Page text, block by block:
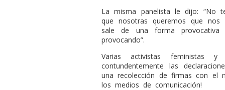
La misma panelista le dijo: “No
que nosotras queremos que nos
sale de una forma
provocando”.
Varias activistas feministas y
contundentemente las
una recolección de firmas con el
los medios de comunicación!